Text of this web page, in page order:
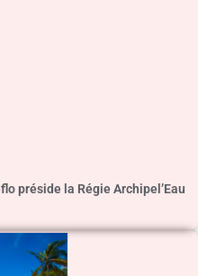
préside la Régie Archipel’Eau